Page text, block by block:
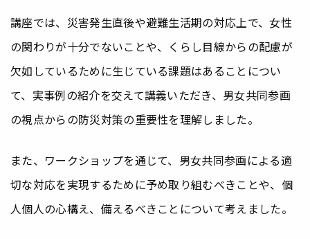
講座では、災害発生直後や避難生活期の対応上で、女性
の関わりが十分でないことや、くらし目線からの配慮が
欠如しているために生じている課題はあることについ
て、実事例の紹介を交えて講義いただき、男女共同参画
の視点からの防災対策の重要性を理解しました。
また、ワークショップを通じて、男女共同参画による適
切な対応を実現するために予め取り組むべきことや、個
人個人の心構え、備えるべきことについて考えました。